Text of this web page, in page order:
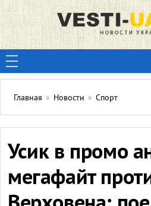
Главная » Новости » Спорт
Усик в промо
мегафайт